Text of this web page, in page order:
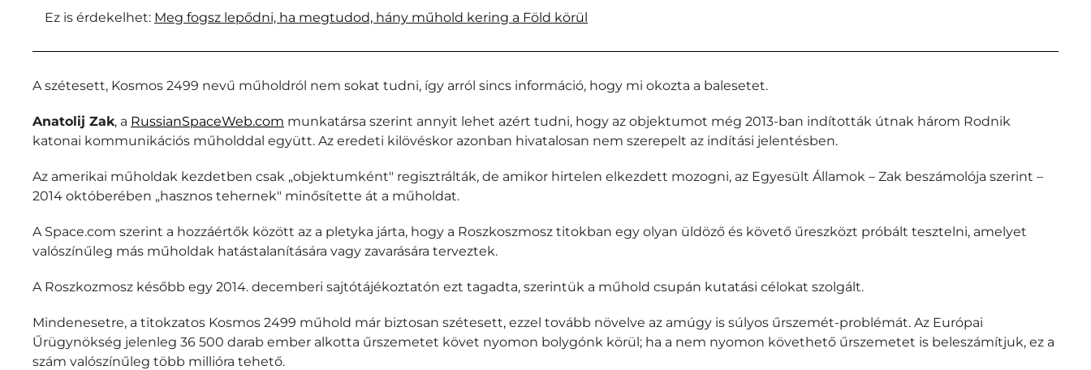
Ez is érdekelhet: Meg fogsz lepődni, ha megtudod, hány műhold kering a Föld körül
A szétesett, Kosmos 2499 nevű műholdról nem sokat tudni, így arról sincs információ, hogy mi okozta a balesetet.
Anatolij Zak, a RussianSpaceWeb.com munkatársa szerint annyit lehet azért tudni, hogy az objektumot még 2013-ban indították útnak három Rodnik
katonai kommunikációs műholddal együtt. Az eredeti kilövéskor azonban hivatalosan nem szerepelt az indítási jelentésben.
Az amerikai műholdak kezdetben csak „objektumként" regisztrálták, de amikor hirtelen elkezdett mozogni, az Egyesült Államok – Zak beszámolója szerint –
2014 októberében „hasznos tehernek" minősítette át a műholdat.
A Space.com szerint a hozzáértők között az a pletyka járta, hogy a Roszkoszmosz titokban egy olyan üldöző és követő űreszközt próbált tesztelni, amelyet
valószínűleg más műholdak hatástalanítására vagy zavarására terveztek.
A Roszkozmosz később egy 2014. decemberi sajtótájékoztatón ezt tagadta, szerintük a műhold csupán kutatási célokat szolgált.
Mindenesetre, a titokzatos Kosmos 2499 műhold már biztosan szétesett, ezzel tovább növelve az amúgy is súlyos űrszemét-problémát. Az Európai
Űrügynökség jelenleg 36 500 darab ember alkotta űrszemetet követ nyomon bolygónk körül; ha a nem nyomon követhető űrszemetet is beleszámítjuk, ez a
szám valószínűleg több millióra tehető.